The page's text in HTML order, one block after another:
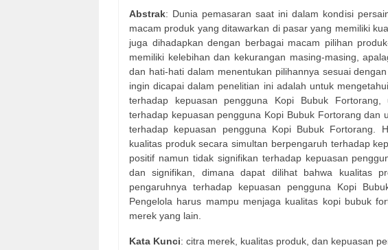
Abstrak: Dunia pemasaran saat ini dalam kondisi
macam produk yang ditawarkan di pasar yang memiliki
juga dihadapkan dengan berbagai macam pilihan
memiliki kelebihan dan kekurangan masing-masing,
dan hati-hati dalam menentukan pilihannya sesuai
ingin dicapai dalam penelitian ini adalah untuk
terhadap kepuasan pengguna Kopi Bubuk
terhadap kepuasan pengguna Kopi Bubuk Fortorang dan
terhadap kepuasan pengguna Kopi Bubuk Fortorang.
kualitas produk secara simultan berpengaruh terhadap
positif namun tidak signifikan terhadap kepuasan
dan signifikan, dimana dapat dilihat bahwa kualitas
pengaruhnya terhadap kepuasan pengguna Kopi
Pengelola harus mampu menjaga kualitas kopi bubuk
merek yang lain.
Kata Kunci: citra merek, kualitas produk, dan kepuasan